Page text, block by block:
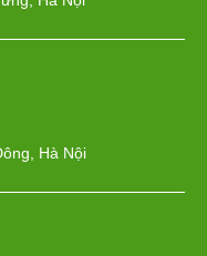
Hà Nội